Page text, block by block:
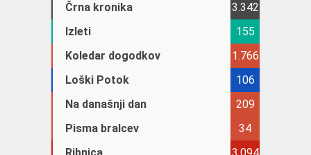
Črna kronika
3.342
Izleti
155
Koledar dogodkov
1.766
Loški Potok
106
Na današnji dan
209
Pisma bralcev
34